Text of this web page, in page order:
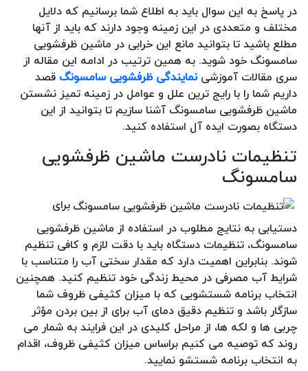
در پاسخ به این سوال باید به اطلاع شما برسانیم که دلایل
مختلف و متعددی در این زمینه وجود دارند که باید از آنها
مطلع باشید تا بتوانید مانع این خرابی در ماشین ظرفشویی
سامسونگ خود شوید. به همین ترتیب در ادامه این مقاله از
سری مقالات آموزشینمایندگی ظرفشویی سامسونگ قصد
داریم شما را با رایج ترین علل و عوامل در زمینه تمیز نشستن
ماشین ظرفشویی سامسونگ آشنا سازیم تا بتوانید از این
دستگاه بصورت ایده آل استفاده کنید.
تنظیمات نادرست ماشین ظرفشویی
سامسونگ
برای
دستیابی به نتایج مطلوب در استفاده از ماشین ظرفشویی
سامسونگ، تنظیمات دستگاه باید با دقت لازم و کافی تنظیم
شوند. بنابراین اهمیت دارد که مقدار سختی آب را متناسب با
شرایط آب مصرفی در محیط زندگی خود تنظیم کنید. همچنین
انتخاب برنامه شستشویی که با میزان کثیفی ظروف شما
سازگار باشد و تنظیم دقیق دمای آب برای از بین بردن مؤثر
چربی ها و لکه ها، از مراحل کلیدی در این فرایند به شمار می
روند که توصیه می کنیم براساس میزان کثیفی ظروف، اقدام
به انتخاب برنامه شستشو نمایید.